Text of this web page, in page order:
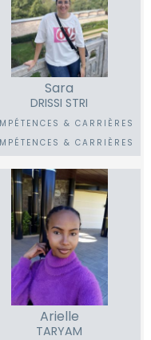
Sara
DRISSI STRI
& CARRIÈRES
& CARRIÈRES
Arielle
TARYAM